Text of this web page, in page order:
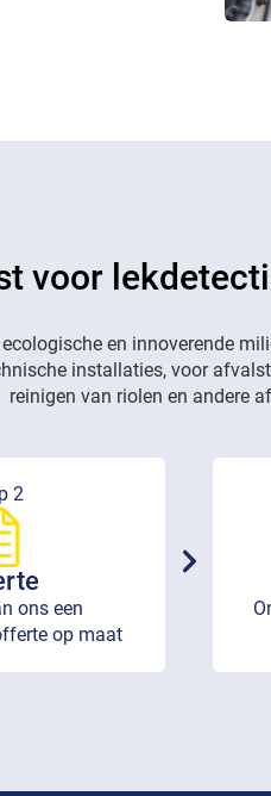
voor
en innoverende
installaties, voor
reinigen van riolen en andere
2
ons een
op maat